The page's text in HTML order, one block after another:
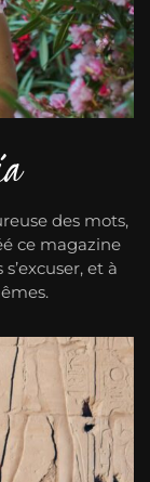
des mots,
ce magazine
et à